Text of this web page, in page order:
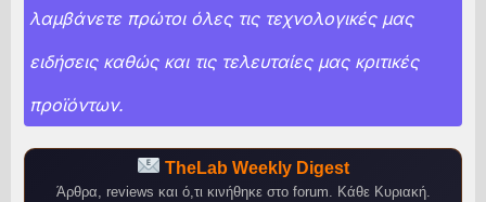
λαμβάνετε πρώτοι όλες τις τεχνολογικές μας
ειδήσεις καθώς και τις τελευταίες μας κριτικές
προϊόντων.
TheLab Weekly Digest
Άρθρα, reviews και ό,τι κινήθηκε στο forum. Κάθε Κυριακή.